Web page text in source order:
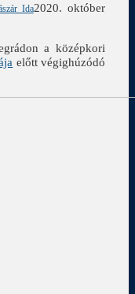
Ida2020. október
a középkori
előtt végighúzódó